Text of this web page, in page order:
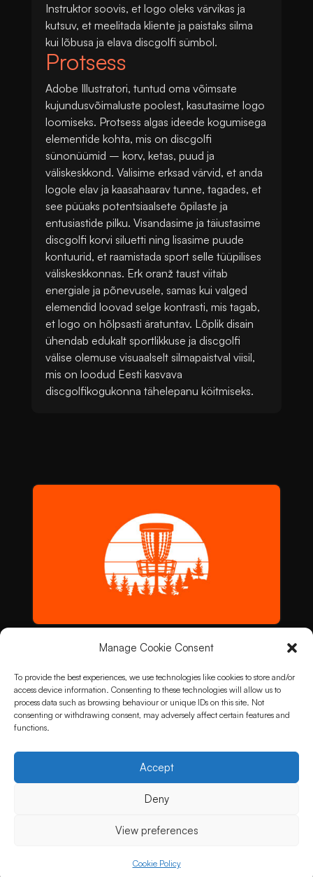
Manage Cookie Consent
To provide the best experiences, we use technologies like cookies to store and/or
access device information. Consenting to these technologies will allow us to
process data such as browsing behaviour or unique IDs on this site. Not
consenting or withdrawing consent, may adversely affect certain features and
functions.
Accept
Deny
View preferences
Cookie Policy
Instruktor soovis, et logo oleks värvikas ja
kutsuv, et meelitada kliente ja paistaks silma
kui lõbusa ja elava discgolfi sümbol.
Protsess
Adobe Illustratori, tuntud oma võimsate
kujundusvõimaluste poolest, kasutasime logo
loomiseks. Protsess algas ideede kogumisega
elementide kohta, mis on discgolfi
sünonüümid – korv, ketas, puud ja
väliskeskkond. Valisime erksad värvid, et anda
logole elav ja kaasahaarav tunne, tagades, et
see püüaks potentsiaalsete õpilaste ja
entusiastide pilku. Visandasime ja täiustasime
discgolfi korvi siluetti ning lisasime puude
kontuurid, et raamistada sport selle tüüpilises
väliskeskkonnas. Erk oranž taust viitab
energiale ja põnevusele, samas kui valged
elemendid loovad selge kontrasti, mis tagab,
et logo on hõlpsasti äratuntav. Lõplik disain
ühendab edukalt sportlikkuse ja discgolfi
välise olemuse visuaalselt silmapaistval viisil,
mis on loodud Eesti kasvava
discgolfikogukonna tähelepanu köitmiseks.